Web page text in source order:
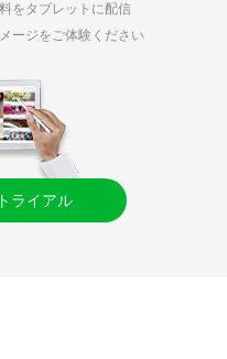
をタブレットに配信
ージをご体験ください
ライアル